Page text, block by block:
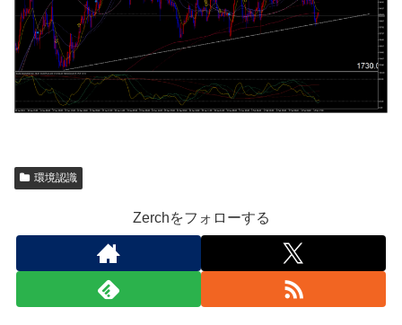
環境認識
Zerchをフォローする